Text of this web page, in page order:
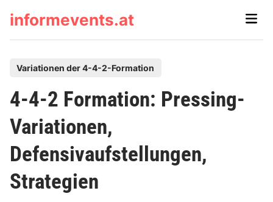
informevents.at
Main
s
t
e
d
n
Variationen der 4-4-2-Formation
4-4-2 Formation: Pressing-
Variationen,
Defensivaufstellungen,
Strategien